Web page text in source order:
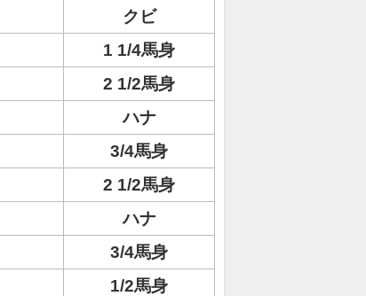
クビ
1 1/4馬身
2 1/2馬身
ハナ
3/4馬身
2 1/2馬身
ハナ
3/4馬身
1/2馬身